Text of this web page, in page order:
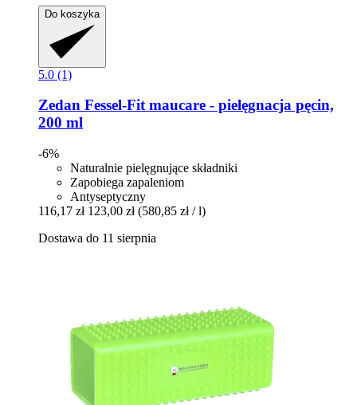
Do koszyka
5.0 (1)
Zedan Fessel-​Fit maucare -​ pielęgnacja pęcin,
200 ml
-6%
Naturalnie pielęgnujące składniki
Zapobiega zapaleniom
Antyseptyczny
116,17 zł 123,00 zł (580,85 zł / l)
Dostawa do 11 sierpnia